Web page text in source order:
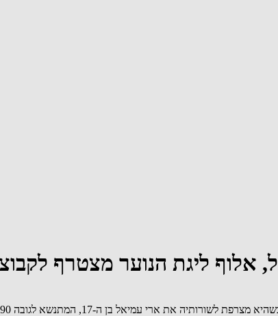
אלוף ליגת הנוער מצטרף
לגובה 1.90 מטר. עמיאל מצטרף לקבוצה בכרטיס כפול מהפועל תל אביב.